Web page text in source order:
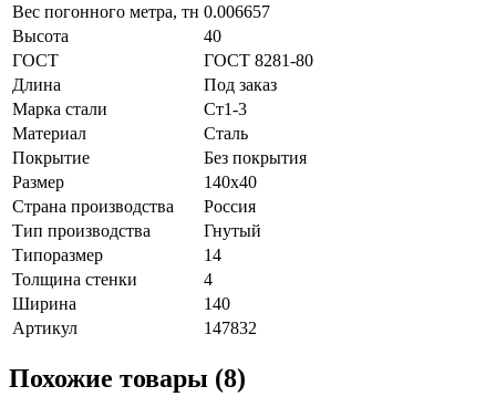
Вес погонного метра, тн 0.006657
Высота
40
ГОСТ
ГОСТ 8281-80
Длина
Под заказ
Марка стали
Ст1-3
Материал
Сталь
Покрытие
Без покрытия
Размер
140х40
Страна производства
Россия
Тип производства
Гнутый
Типоразмер
14
Толщина стенки
4
Ширина
140
Артикул
147832
Похожие товары (8)